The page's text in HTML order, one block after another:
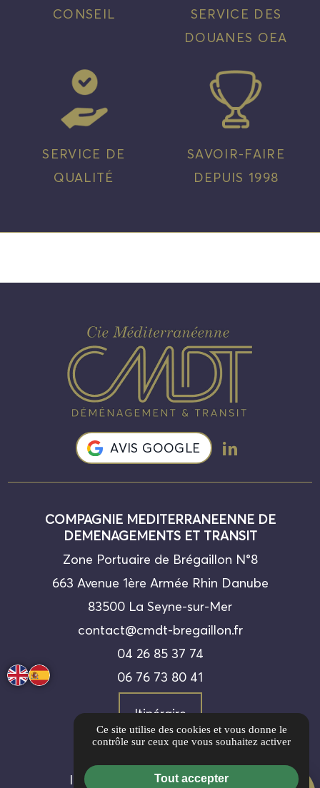
CONSEIL
SERVICE DES
DOUANES OEA
SERVICE DE
QUALITÉ
SAVOIR-FAIRE
DEPUIS 1998
AVIS CLIENTS
AVIS GOOGLE
COMPAGNIE MEDITERRANEENNE DE
DEMENAGEMENTS ET TRANSIT
Zone Portuaire de Brégaillon N°8
663 Avenue 1ère Armée Rhin Danube
83500 La Seyne-sur-Mer
contact@cmdt-bregaillon.fr
04 26 85 37 74
06 76 73 80 41
Itinéraire
Informations complémentaires
Ce site utilise des cookies et vous donne le
contrôle sur ceux que vous souhaitez activer
Tout accepter